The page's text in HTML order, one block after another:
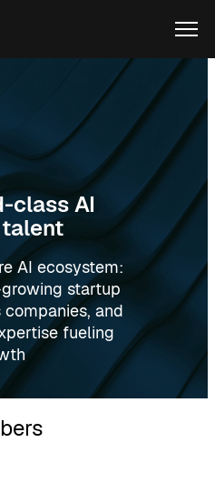
class AI
AI ecosystem:
startup
and
fueling